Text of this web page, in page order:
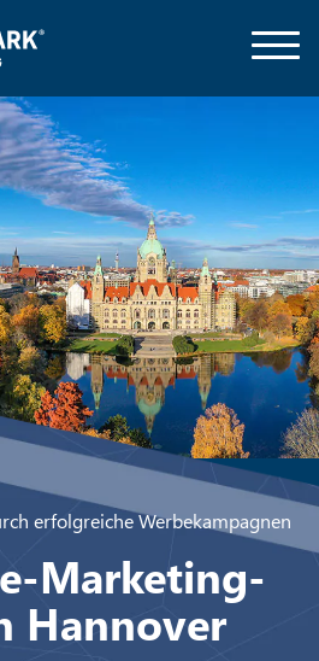
erfolgreiche Werbekampagnen
Marketing-
Hannover